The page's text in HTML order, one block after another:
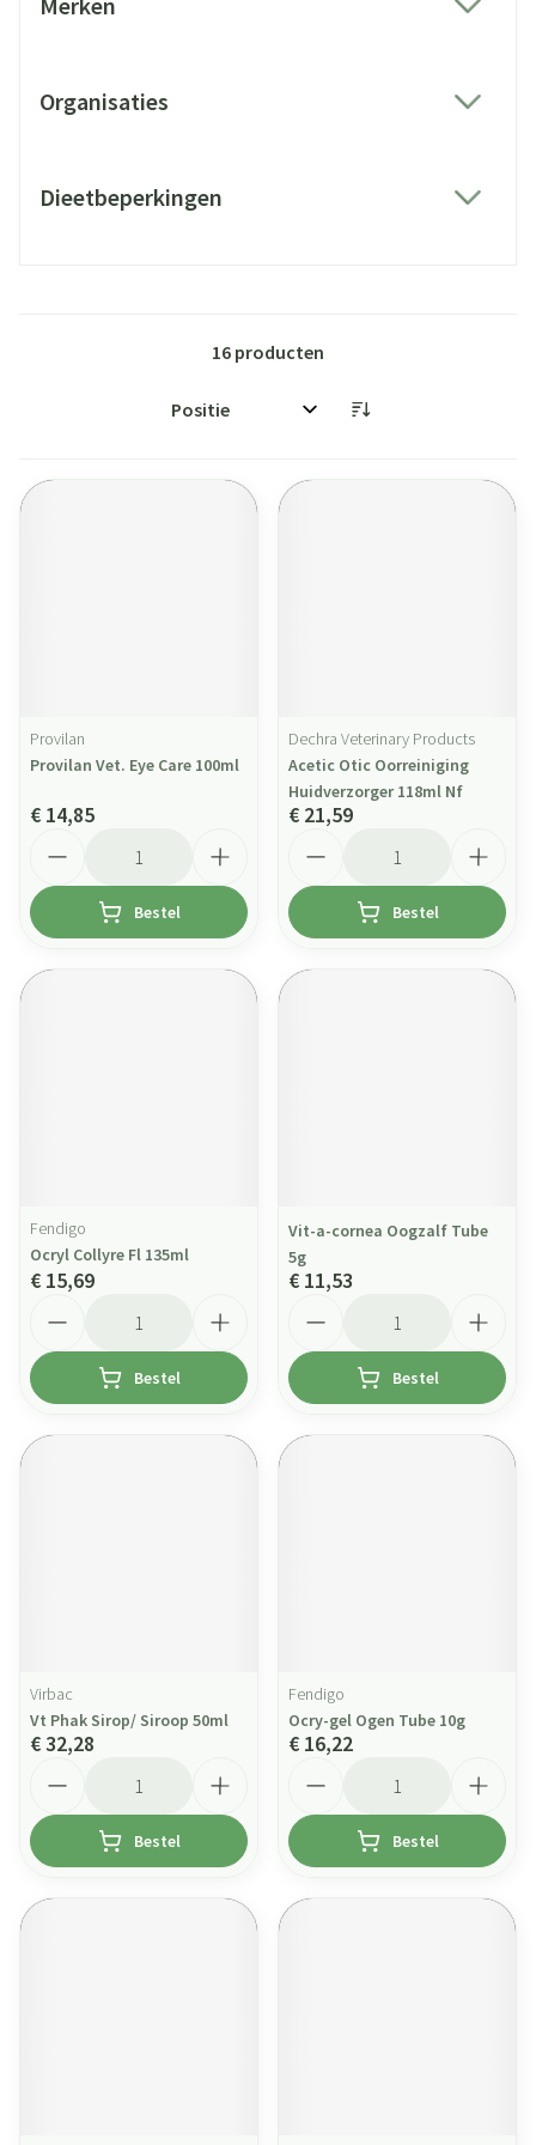
Organisaties
Dieetbeperkingen
16 producten
Sorteer op:
Provilan
Provilan Vet. Eye Care 100ml
€ 14,85
Bestel
Dechra Veterinary Products
Acetic Otic Oorreiniging
Huidverzorger 118ml Nf
€ 21,59
Bestel
Fendigo
Ocryl Collyre Fl 135ml
€ 15,69
Bestel
Vit-a-cornea Oogzalf Tube
5g
€ 11,53
Bestel
Virbac
Vt Phak Sirop/ Siroop 50ml
€ 32,28
Bestel
Fendigo
Ocry-gel Ogen Tube 10g
€ 16,22
Bestel